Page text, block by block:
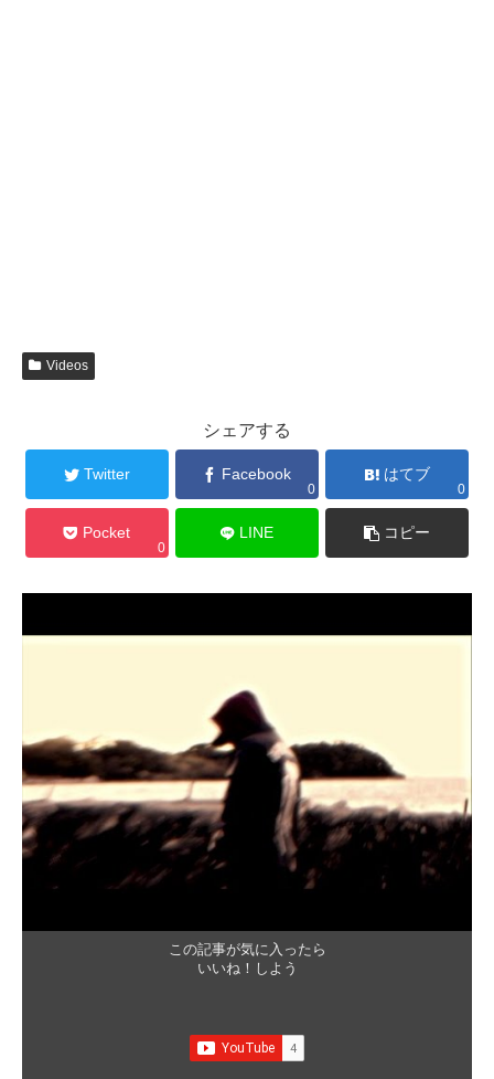
Videos
シェアする
Twitter Facebook
0
はてブ
0
Pocket
0
LINE コピー
この記事が気に入ったら
いいね！しよう